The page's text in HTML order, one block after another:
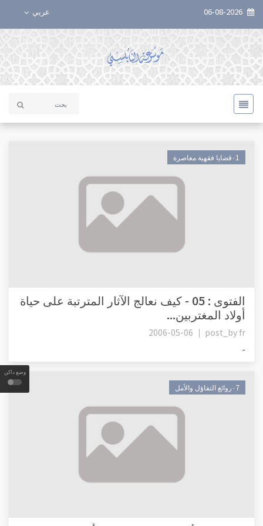
وضع داكن
عربي
٠1قضايا فقهية معاصرة
الفتوى : 05 - كيف نعالج الآثار المترتبة على حياة
أولاد المغتربين...
post_by fr
2006-05-06
-
٠7روائع التفاؤل والأمل